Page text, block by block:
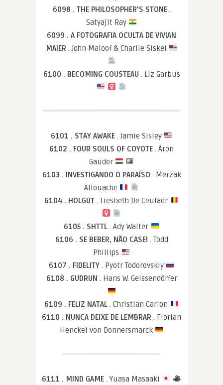
6098 . THE PHILOSOPHER’S STONE .
Satyajit Ray
6099 . A FOTOGRAFIA OCULTA DE VIVIAN
MAIER . John Maloof & Charlie Siskel
6100 . BECOMING COUSTEAU . Liz Garbus
6101 . STAY AWAKE . Jamie Sisley
6102 . FOUR SOULS OF COYOTE . Áron
Gauder
6103 . INVESTIGANDO O PARAÍSO . Merzak
Allouache
6104 . HOLGUT. Liesbeth De Ceulaer
6105 . SHTTL. Ady Walter
6106 . SE BEBER, NÃO CASE! . Todd
Phillips
6107 . FIDELITY . Pyotr Todorovskiy
6108 . GUDRUN . Hans W. Geissendörfer
6109 . FELIZ NATAL. Christian Carion
6110 . NUNCA DEIXE DE LEMBRAR . Florian
Henckel von Donnersmarck
6111 . MIND GAME. Yuasa Masaaki